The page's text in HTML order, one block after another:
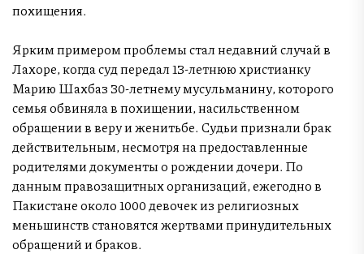
похищения.
Ярким примером проблемы стал недавний случай в
Лахоре, когда суд передал 13-летнюю христианку
Марию Шахбаз 30-летнему мусульманину, которого
семья обвиняла в похищении, насильственном
обращении в веру и женитьбе. Судьи признали брак
действительным, несмотря на предоставленные
родителями документы о рождении дочери. По
данным правозащитных организаций, ежегодно в
Пакистане около 1000 девочек из религиозных
меньшинств становятся жертвами принудительных
обращений и браков.